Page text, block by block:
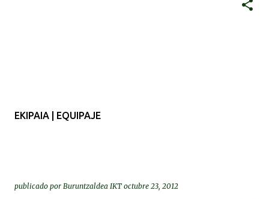
EKIPAIA | EQUIPAJE
publicado por Buruntzaldea IKT octubre 23, 2012